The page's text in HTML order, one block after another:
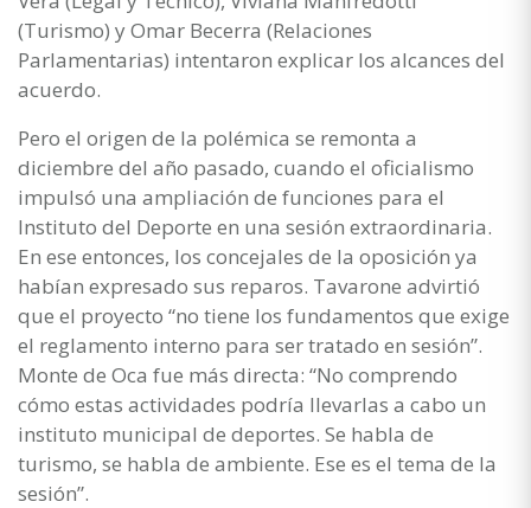
(Turismo) y Omar Becerra (Relaciones
Parlamentarias) intentaron explicar los alcances del
acuerdo.
Pero el origen de la polémica se remonta a
diciembre del año pasado, cuando el oficialismo
impulsó una ampliación de funciones para el
Instituto del Deporte en una sesión extraordinaria.
En ese entonces, los concejales de la oposición ya
habían expresado sus reparos. Tavarone advirtió
que el proyecto “no tiene los fundamentos que exige
el reglamento interno para ser tratado en sesión”.
Monte de Oca fue más directa: “No comprendo
cómo estas actividades podría llevarlas a cabo un
instituto municipal de deportes. Se habla de
turismo, se habla de ambiente. Ese es el tema de la
sesión”.